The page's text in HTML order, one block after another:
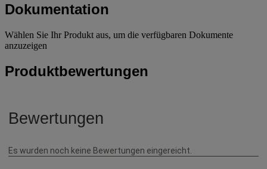
Dokumentation
Wählen Sie Ihr Produkt aus, um die verfügbaren Dokumente
anzuzeigen
Produktbewertungen